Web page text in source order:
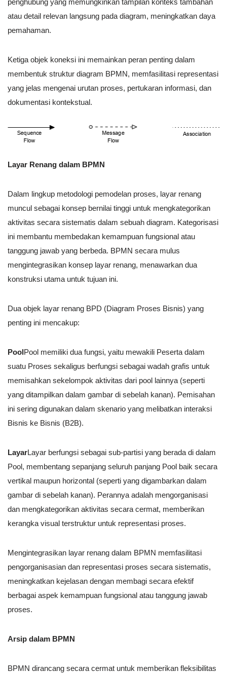
penghubung yang memungkinkan tampilan konteks tambahan
atau detail relevan langsung pada diagram, meningkatkan daya
pemahaman.
Ketiga objek koneksi ini memainkan peran penting dalam
membentuk struktur diagram BPMN, memfasilitasi representasi
yang jelas mengenai urutan proses, pertukaran informasi, dan
dokumentasi kontekstual.
Layar Renang dalam BPMN
Dalam lingkup metodologi pemodelan proses, layar renang
muncul sebagai konsep bernilai tinggi untuk mengkategorikan
aktivitas secara sistematis dalam sebuah diagram. Kategorisasi
ini membantu membedakan kemampuan fungsional atau
tanggung jawab yang berbeda. BPMN secara mulus
mengintegrasikan konsep layar renang, menawarkan dua
konstruksi utama untuk tujuan ini.
Dua objek layar renang BPD (Diagram Proses Bisnis) yang
penting ini mencakup:
PoolPool memiliki dua fungsi, yaitu mewakili Peserta dalam
suatu Proses sekaligus berfungsi sebagai wadah grafis untuk
memisahkan sekelompok aktivitas dari pool lainnya (seperti
yang ditampilkan dalam gambar di sebelah kanan). Pemisahan
ini sering digunakan dalam skenario yang melibatkan interaksi
Bisnis ke Bisnis (B2B).
LayarLayar berfungsi sebagai sub-partisi yang berada di dalam
Pool, membentang sepanjang seluruh panjang Pool baik secara
vertikal maupun horizontal (seperti yang digambarkan dalam
gambar di sebelah kanan). Perannya adalah mengorganisasi
dan mengkategorikan aktivitas secara cermat, memberikan
kerangka visual terstruktur untuk representasi proses.
Mengintegrasikan layar renang dalam BPMN memfasilitasi
pengorganisasian dan representasi proses secara sistematis,
meningkatkan kejelasan dengan membagi secara efektif
berbagai aspek kemampuan fungsional atau tanggung jawab
proses.
Arsip dalam BPMN
BPMN dirancang secara cermat untuk memberikan fleksibilitas